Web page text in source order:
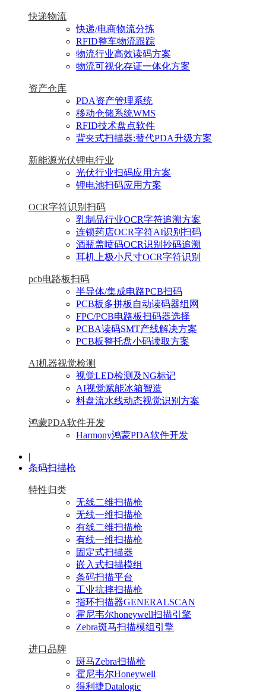
快递物流
快递/电商物流分拣
RFID整车物流跟踪
物流行业高效读码方案
物流可视化存证一体化方案
资产仓库
PDA资产管理系统
移动仓储系统WMS
RFID技术盘点软件
背夹式扫描器:替代PDA升级方案
新能源光伏锂电行业
光伏行业扫码应用方案
锂电池扫码应用方案
OCR字符识别扫码
乳制品行业OCR字符追溯方案
连锁药店OCR字符AI识别扫码
酒瓶盖喷码OCR识别抄码追溯
耳机上极小尺寸OCR字符识别
pcb电路板扫码
半导体/集成电路PCB扫码
PCB板多拼板自动读码器组网
FPC/PCB电路板扫码器选择
PCBA读码SMT产线解决方案
PCB板整托盘小码读取方案
AI机器视觉检测
视觉LED检测及NG标记
AI视觉赋能冰箱智造
料盘流水线动态视觉识别方案
鸿蒙PDA软件开发
Harmony鸿蒙PDA软件开发
|
条码扫描枪
特性归类
无线二维扫描枪
无线一维扫描枪
有线二维扫描枪
有线一维扫描枪
固定式扫描器
嵌入式扫描模组
条码扫描平台
工业抗摔扫描枪
指环扫描器GENERALSCAN
霍尼韦尔honeywell扫描引擎
Zebra斑马扫描模组引擎
进口品牌
斑马Zebra扫描枪
霍尼韦尔Honeywell
得利捷Datalogic